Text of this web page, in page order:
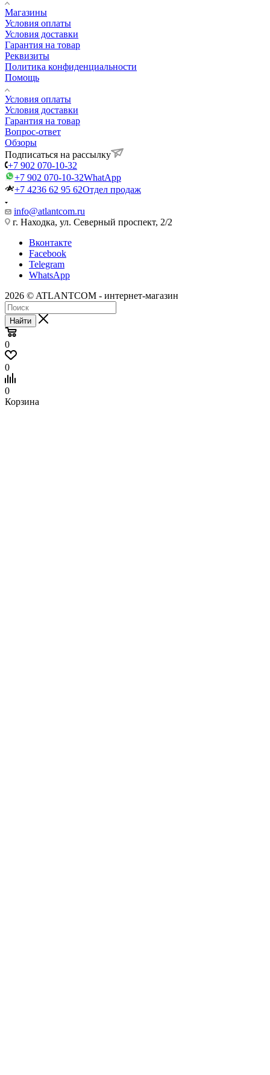
Магазины
Условия оплаты
Условия доставки
Гарантия на товар
Реквизиты
Политика конфиденциальности
Помощь
Условия оплаты
Условия доставки
Гарантия на товар
Вопрос-ответ
Обзоры
Подписаться на рассылку
+7 902 070-10-32
+7 902 070-10-32WhatApp
+7 4236 62 95 62Отдел продаж
info@atlantcom.ru
г. Находка, ул. Северный проспект, 2/2
Вконтакте
Facebook
Telegram
WhatsApp
2026 © ATLANTCOM - интернет-магазин
Найти
0
0
0
Корзина